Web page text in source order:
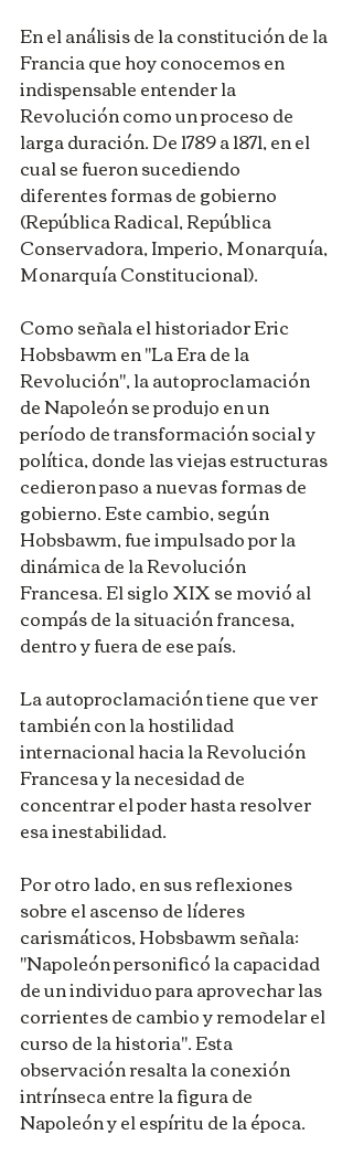
En el análisis de la constitución de la
Francia que hoy conocemos en
indispensable entender la
Revolución como un proceso de
larga duración. De 1789 a 1871, en el
cual se fueron sucediendo
diferentes formas de gobierno
(República Radical, República
Conservadora, Imperio, Monarquía,
Monarquía Constitucional).
Como señala el historiador Eric
Hobsbawm en "La Era de la
Revolución", la autoproclamación
de Napoleón se produjo en un
período de transformación social y
política, donde las viejas estructuras
cedieron paso a nuevas formas de
gobierno. Este cambio, según
Hobsbawm, fue impulsado por la
dinámica de la Revolución
Francesa. El siglo XIX se movió al
compás de la situación francesa,
dentro y fuera de ese país.
La autoproclamación tiene que ver
también con la hostilidad
internacional hacia la Revolución
Francesa y la necesidad de
concentrar el poder hasta resolver
esa inestabilidad.
Por otro lado, en sus reflexiones
sobre el ascenso de líderes
carismáticos, Hobsbawm señala:
"Napoleón personificó la capacidad
de un individuo para aprovechar las
corrientes de cambio y remodelar el
curso de la historia". Esta
observación resalta la conexión
intrínseca entre la figura de
Napoleón y el espíritu de la época.